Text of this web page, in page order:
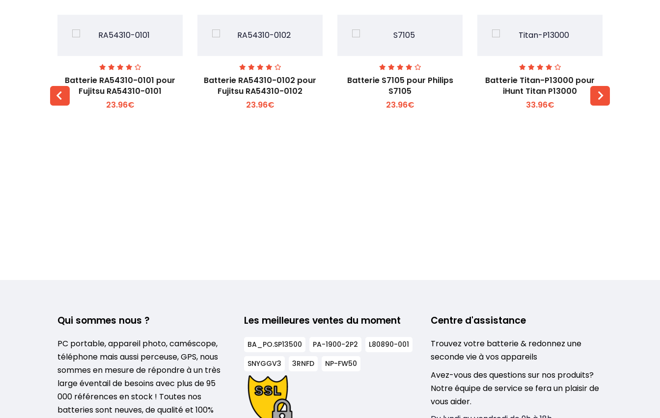
Voir plus +
Batterie RA54310-0101 pour
Fujitsu RA54310-0101
23.96€
Voir plus +
Batterie RA54310-0102 pour
Fujitsu RA54310-0102
23.96€
Voir plus +
Batterie S7105 pour Philips
S7105
23.96€
Voir plus +
Batterie Titan-P13000 pour
iHunt Titan P13000
33.96€
Qui sommes nous ?
PC portable, appareil photo, caméscope,
téléphone mais aussi perceuse, GPS, nous
sommes en mesure de répondre à un très
large éventail de besoins avec plus de 95
000 références en stock ! Toutes nos
batteries sont neuves, de qualité et 100%
Les meilleures ventes du moment
BA_PO.SP13500 PA-1900-2P2
L80890-001
SNYGGV3
3RNFD NP-FW50
Centre d'assistance
Trouvez votre batterie & redonnez une
seconde vie à vos appareils
Avez-vous des questions sur nos produits?
Notre équipe de service se fera un plaisir de
vous aider.